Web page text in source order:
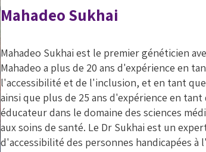
Mahadeo Sukhai
Mahadeo Sukhai est le premier généticien
Mahadeo a plus de 20 ans d'expérience en
l'accessibilité et de l'inclusion, et en tant
ainsi que plus de 25 ans d'expérience en
éducateur dans le domaine des sciences
aux soins de santé. Le Dr Sukhai est un
d'accessibilité des personnes handicapées